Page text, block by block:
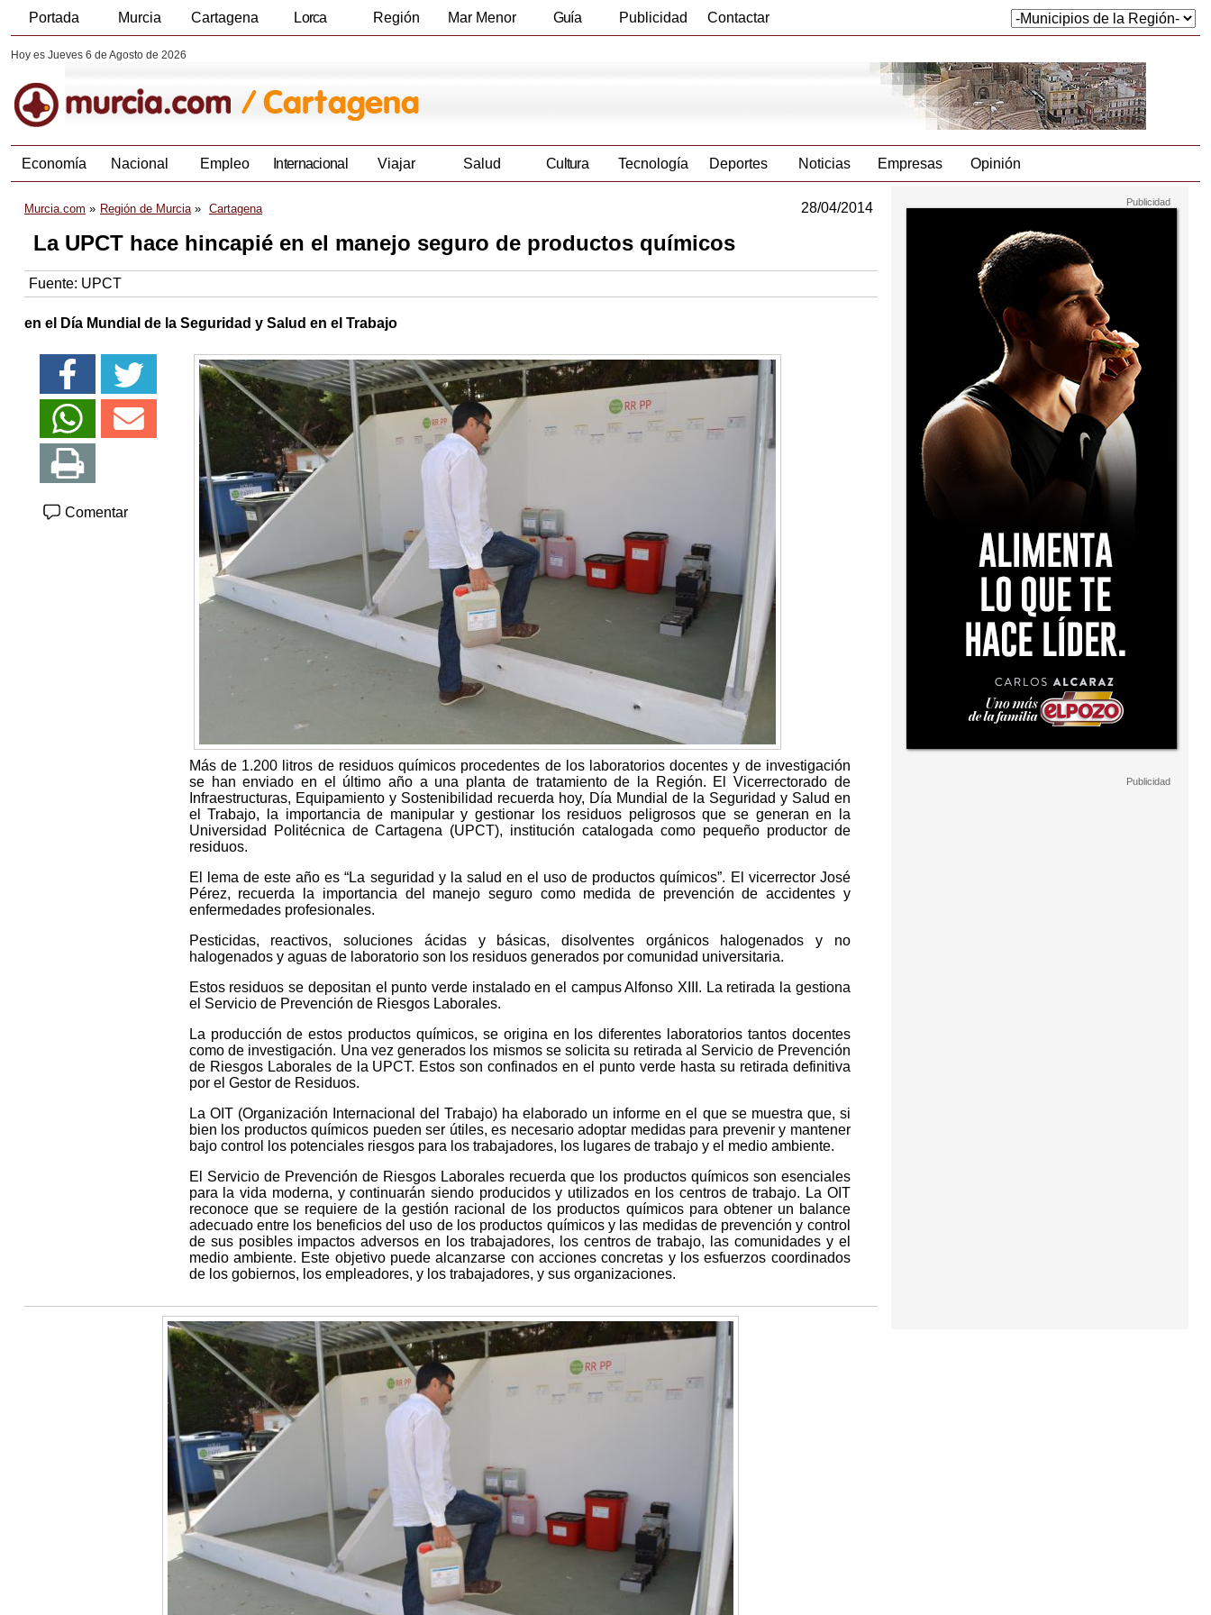
Portada Murcia Cartagena Lorca Región Mar Menor Guía Publicidad Contactar
Hoy es Jueves 6 de Agosto de 2026
Economía Nacional Empleo Internacional Viajar Salud Cultura Tecnología Deportes Noticias Empresas Opinión
Murcia.com Región de Murcia Cartagena 28/04/2014
La UPCT hace hincapié en el manejo seguro de productos químicos
Fuente: UPCT
en el Día Mundial de la Seguridad y Salud en el Trabajo
Comentar
Más de 1.200 litros de residuos químicos procedentes de los laboratorios docentes y de investigación
se han enviado en el último año a una planta de tratamiento de la Región. El Vicerrectorado de
Infraestructuras, Equipamiento y Sostenibilidad recuerda hoy, Día Mundial de la Seguridad y Salud en
el Trabajo, la importancia de manipular y gestionar los residuos peligrosos que se generan en la
Universidad Politécnica de Cartagena (UPCT), institución catalogada como pequeño productor de
residuos.
El lema de este año es “La seguridad y la salud en el uso de productos químicos”. El vicerrector José
Pérez, recuerda la importancia del manejo seguro como medida de prevención de accidentes y
enfermedades profesionales.
Pesticidas, reactivos, soluciones ácidas y básicas, disolventes orgánicos halogenados y no
halogenados y aguas de laboratorio son los residuos generados por comunidad universitaria.
Estos residuos se depositan el punto verde instalado en el campus Alfonso XIII. La retirada la gestiona
el Servicio de Prevención de Riesgos Laborales.
La producción de estos productos químicos, se origina en los diferentes laboratorios tantos docentes
como de investigación. Una vez generados los mismos se solicita su retirada al Servicio de Prevención
de Riesgos Laborales de la UPCT. Estos son confinados en el punto verde hasta su retirada definitiva
por el Gestor de Residuos.
La OIT (Organización Internacional del Trabajo) ha elaborado un informe en el que se muestra que, si
bien los productos químicos pueden ser útiles, es necesario adoptar medidas para prevenir y mantener
bajo control los potenciales riesgos para los trabajadores, los lugares de trabajo y el medio ambiente.
El Servicio de Prevención de Riesgos Laborales recuerda que los productos químicos son esenciales
para la vida moderna, y continuarán siendo producidos y utilizados en los centros de trabajo. La OIT
reconoce que se requiere de la gestión racional de los productos químicos para obtener un balance
adecuado entre los beneficios del uso de los productos químicos y las medidas de prevención y control
de sus posibles impactos adversos en los trabajadores, los centros de trabajo, las comunidades y el
medio ambiente. Este objetivo puede alcanzarse con acciones concretas y los esfuerzos coordinados
de los gobiernos, los empleadores, y los trabajadores, y sus organizaciones.